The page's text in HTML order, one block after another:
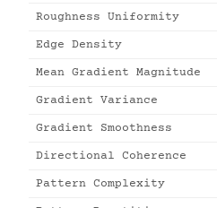
Roughness Uniformity
Edge Density
Mean Gradient Magnitude
Gradient Variance
Gradient Smoothness
Directional Coherence
Pattern Complexity